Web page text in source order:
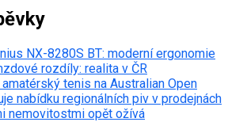
NX-8280S BT: moderní ergonomie
rozdíly: realita v ČR
tenis na Australian Open
nabídku regionálních piv v prodejnách
nemovitostmi opět ožívá